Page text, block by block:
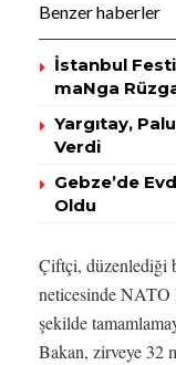
Benzer haberler
İstanbul
maNga
Yargıtay,
Verdi
Gebze’de
Oldu
Çiftçi, düzenlediği
neticesinde NATO
şekilde
Bakan, zirveye 32